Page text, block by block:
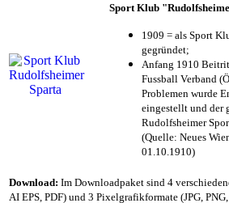
Sport Klub
1909 = als Sport
gegründet;
Anfang 1910
Fussball Verband
Problemen wurde
eingestellt und der
Rudolfsheimer
(Quelle: Neues
01.10.1910)
Download: Im Downloadpaket sind 4
AI EPS, PDF) und 3 Pixelgrafikformate (JPG,